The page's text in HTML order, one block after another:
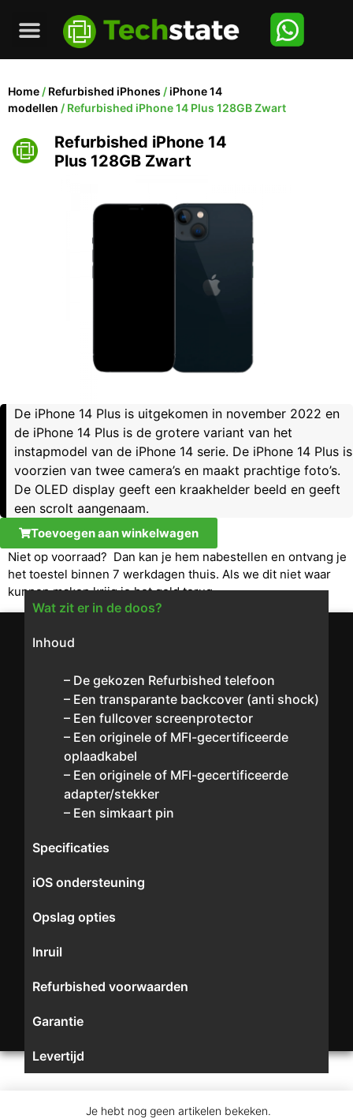
Home / Refurbished iPhones /iPhone 14
modellen / Refurbished iPhone 14 Plus 128GB Zwart
Refurbished iPhone 14
Plus 128GB Zwart
De iPhone 14 Plus is uitgekomen in november 2022 en
de iPhone 14 Plus is de grotere variant van het
instapmodel van de iPhone 14 serie. De iPhone 14 Plus is
voorzien van twee camera’s en maakt prachtige foto’s.
De OLED display geeft een kraakhelder beeld en geeft
een scrolt aangenaam.
Toevoegen aan winkelwagen
Niet op voorraad? Dan kan je hem nabestellen en ontvang je
het toestel binnen 7 werkdagen thuis. Als we dit niet waar
kunnen maken krijg je het geld terug.
Wat zit er in de doos?
Inhoud
– De gekozen Refurbished telefoon
– Een transparante backcover (anti shock)
– Een fullcover screenprotector
– Een originele of MFI-gecertificeerde
oplaadkabel
– Een originele of MFI-gecertificeerde
adapter/stekker
– Een simkaart pin
Specificaties
iOS ondersteuning
Opslag opties
Inruil
Refurbished voorwaarden
Garantie
Levertijd
Je hebt nog geen artikelen bekeken.